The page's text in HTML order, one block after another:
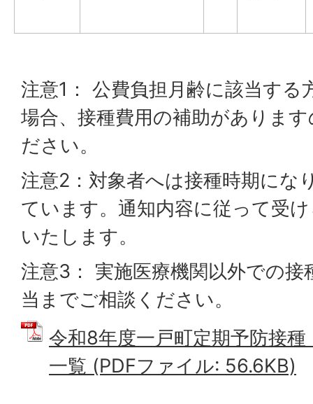
注意1： 公費負担月齢に該当する
場合、接種費用の補助がありま
ださい。
注意2：対象者へは接種時期にな
ています。通知内容に従って受
いたします。
注意3： 実施医療機関以外での
当までご相談ください。
令和8年度一戸町定期予防接
一覧 (PDFファイル: 56.6KB)